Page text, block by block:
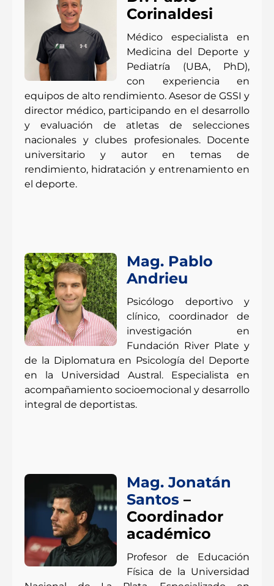
Corinaldesi
Médico especialista en
Medicina del Deporte y
Pediatría (UBA, PhD),
con experiencia en
equipos de alto rendimiento. Asesor de GSSI y
director médico, participando en el desarrollo
y evaluación de atletas de selecciones
nacionales y clubes profesionales. Docente
universitario y autor en temas de
rendimiento, hidratación y entrenamiento en
el deporte.
Mag. Pablo
Andrieu
Psicólogo deportivo y
clínico, coordinador de
investigación en
Fundación River Plate y
de la Diplomatura en Psicología del Deporte
en la Universidad Austral. Especialista en
acompañamiento socioemocional y desarrollo
integral de deportistas.
Mag. Jonatán
Santos–
Coordinador
académico
Profesor de Educación
Física de la Universidad